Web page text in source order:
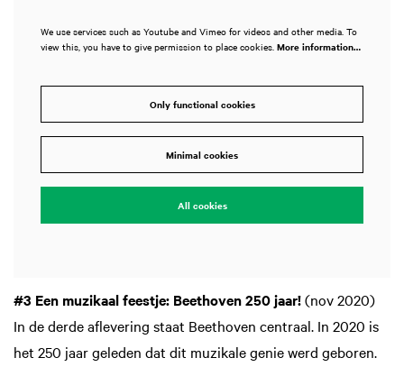
We use services such as Youtube and Vimeo for videos and other media. To
view this, you have to give permission to place cookies. More information…
Only functional cookies
Minimal cookies
All cookies
#3 Een muzikaal feestje: Beethoven 250 jaar!(nov 2020)
In de derde aflevering staat Beethoven centraal. In 2020 is
het 250 jaar geleden dat dit muzikale genie werd geboren.